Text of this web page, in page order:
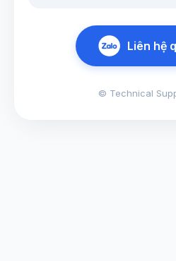
Liên hệ
© Technical